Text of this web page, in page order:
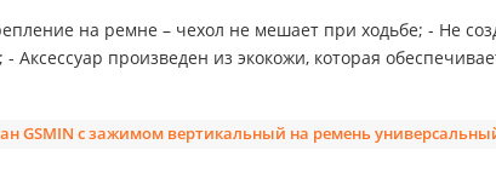
на ремне – чехол не мешает при ходьбе; - Не
Аксессуар произведен из экокожи, которая
GSMIN с зажимом вертикальный на ремень